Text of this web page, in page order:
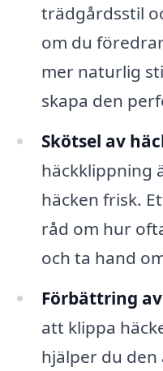
trädgårdsstil
om du
mer naturlig
skapa den
Skötsel av
häckklippning
häcken frisk.
råd om hur
och ta hand
Förbättring
att klippa
hjälper du den